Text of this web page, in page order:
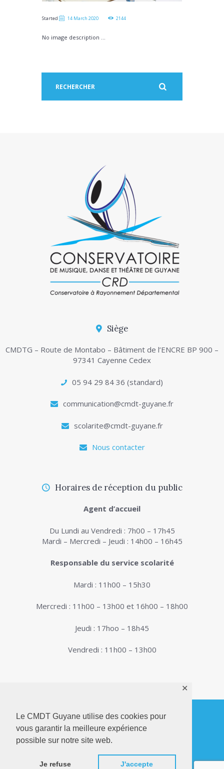
Le CMDT Guyane utilise des cookies pour
vous garantir la meilleure expérience
possible sur notre site web.
Je refuse J'accepte
✕
Started 14 March 2020 2144
No image description ...
Siège
CMDTG – Route de Montabo – Bâtiment de l’ENCRE BP 900 –
97341 Cayenne Cedex
05 94 29 84 36 (standard)
communication@cmdt-guyane.fr
scolarite@cmdt-guyane.fr
Nous contacter
Horaires de réception du public
Agent d’accueil
Du Lundi au Vendredi : 7h00 – 17h45
Mardi – Mercredi – Jeudi : 14h00 – 16h45
Responsable du service scolarité
Mardi : 11h00 – 15h30
Mercredi : 11h00 – 13h00 et 16h00 – 18h00
Jeudi : 17hoo – 18h45
Vendredi : 11h00 – 13h00
© 2026. Conservatoire de Musique, Danse et
Internet réalisé parNetactions